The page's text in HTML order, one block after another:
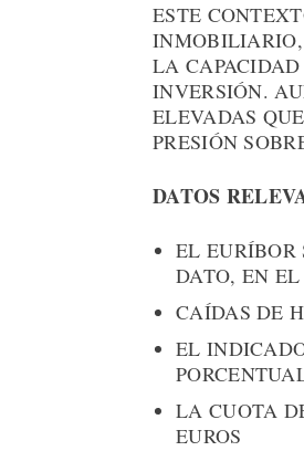
ESTE
LA
INVERSIÓN.
ELEVADAS
PRESIÓN
DATOS
EL EURÍBOR
DATO, EN EL
CAÍDAS DE
EL
LA CUOTA
EUROS